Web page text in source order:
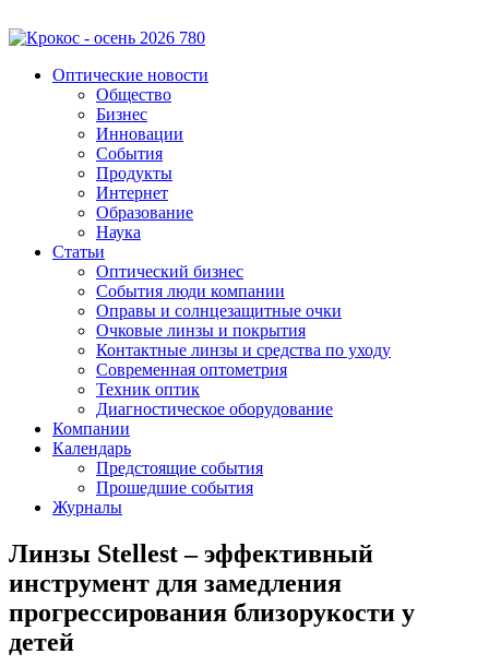
Оптические новости
Общество
Бизнес
Инновации
События
Продукты
Интернет
Образование
Наука
Статьи
Оптический бизнес
События люди компании
Оправы и солнцезащитные очки
Очковые линзы и покрытия
Контактные линзы и средства по уходу
Современная оптометрия
Техник оптик
Диагностическое оборудование
Компании
Календарь
Предстоящие события
Прошедшие события
Журналы
Линзы Stellest – эффективный
инструмент для замедления
прогрессирования близорукости у
детей